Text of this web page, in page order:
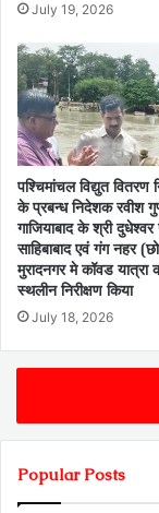
July 19, 2026
पश्चिमांचल विद्युत वितरण
के प्रबन्ध निदेशक रवीश
गाजियाबाद के श्री दुधेश्वर
साहिबाबाद एवं गंग नहर
मुरादनगर मे कॉवड यात्रा
स्थलीन निरीक्षण किया
July 18, 2026
Popular Posts